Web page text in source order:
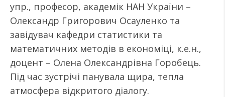
упр., професор, академік НАН України –
Олександр Григорович Осауленко та
завідувач кафедри статистики та
математичних методів в економіці, к.е.н.,
доцент – Олена Олександрівна Горобець.
Під час зустрічі панувала щира, тепла
атмосфера відкритого діалогу.